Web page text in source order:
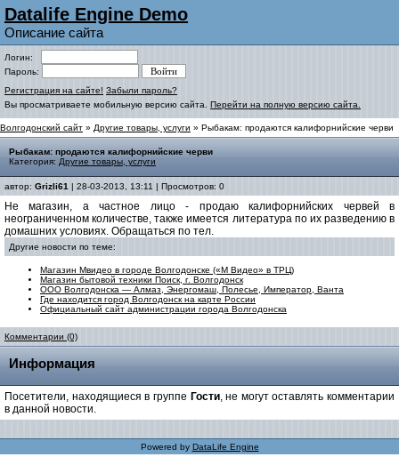
Datalife Engine Demo
Описание сайта
Логин:
Пароль:
Регистрация на сайте! Забыли пароль?
Вы просматриваете мобильную версию сайта. Перейти на полную версию сайта.
Волгодонский сайт » Другие товары, услуги » Рыбакам: продаются калифорнийские черви
Рыбакам: продаются калифорнийские черви
Категория: Другие товары, услуги
автор: Grizli61 | 28-03-2013, 13:11 | Просмотров: 0
Не магазин, а частное лицо - продаю калифорнийских червей в
неограниченном количестве, также имеется литература по их разведению в
домашних условиях. Обращаться по тел.
Другие новости по теме:
Магазин Мвидео в городе Волгодонске («М Видео» в ТРЦ)
Магазин бытовой техники Поиск, г. Волгодонск
ООО Волгодонска — Алмаз, Энергомаш, Полесье, Император, Ванта
Где находится город Волгодонск на карте России
Официальный сайт администрации города Волгодонска
Комментарии (0)
Информация
Посетители, находящиеся в группе Гости, не могут оставлять комментарии
в данной новости.
Powered by DataLife Engine